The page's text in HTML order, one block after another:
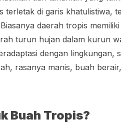
di garis khatulistiwa,
daerah tropis
turun hujan dalam kurun
dengan lingkungan,
rasanya manis, buah
Buah Tropis?